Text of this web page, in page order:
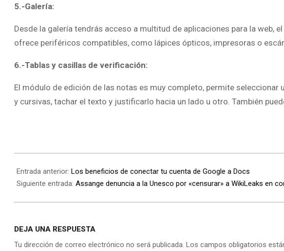
5.-Galería:
Desde la galería tendrás acceso a multitud de aplicaciones para la web,
ofrece periféricos compatibles, como lápices ópticos, impresoras o
6.-Tablas y casillas de verificación:
El módulo de edición de las notas es muy completo, permite
y cursivas, tachar el texto y justificarlo hacia un lado u otro. También
Entrada anterior: Los beneficios de conectar tu cuenta de Google a Docs
Siguiente entrada: Assange denuncia a la Unesco por «censurar» a WikiLeaks en
DEJA UNA RESPUESTA
Tu dirección de correo electrónico no será publicada. Los campos obligatorios